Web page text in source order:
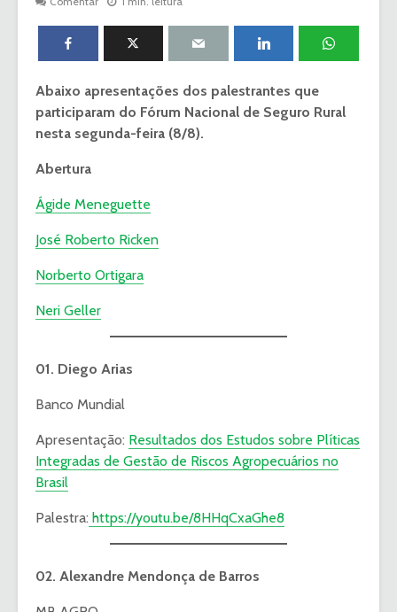
Abaixo apresentações dos palestrantes que
participaram do Fórum Nacional de Seguro Rural
nesta segunda-feira (8/8).
Abertura
Ágide Meneguette
José Roberto Ricken
Norberto Ortigara
Neri Geller
01. Diego Arias
Banco Mundial
Apresentação: Resultados dos Estudos sobre Plíticas
Integradas de Gestão de Riscos Agropecuários no
Brasil
Palestra: https://youtu.be/8HHqCxaGhe8
02. Alexandre Mendonça de Barros